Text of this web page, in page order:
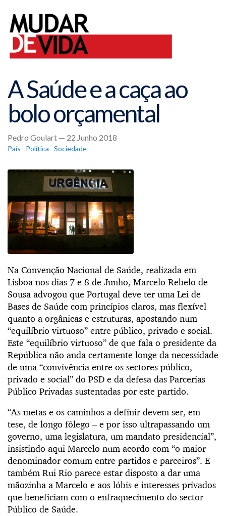
A Saúde e a caça ao
bolo orçamental
Pedro Goulart — 22 Junho 2018
País Política Sociedade
Na Convenção Nacional de Saúde, realizada em
Lisboa nos dias 7 e 8 de Junho, Marcelo Rebelo de
Sousa advogou que Portugal deve ter uma Lei de
Bases de Saúde com princípios claros, mas flexível
quanto a orgânicas e estruturas, apostando num
“equilíbrio virtuoso” entre público, privado e social.
Este “equilíbrio virtuoso” de que fala o presidente da
República não anda certamente longe da necessidade
de uma “convivência entre os sectores público,
privado e social” do PSD e da defesa das Parcerias
Público Privadas sustentadas por este partido.
“As metas e os caminhos a definir devem ser, em
tese, de longo fôlego – e por isso ultrapassando um
governo, uma legislatura, um mandato presidencial”,
insistindo aqui Marcelo num acordo com “o maior
denominador comum entre partidos e parceiros”. E
também Rui Rio parece estar disposto a dar uma
mãozinha a Marcelo e aos lóbis e interesses privados
que beneficiam com o enfraquecimento do sector
Público de Saúde.